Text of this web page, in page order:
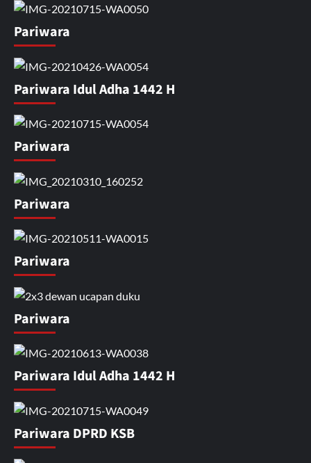
Pariwara
Pariwara Idul Adha 1442 H
Pariwara
Pariwara
Pariwara
Pariwara
Pariwara Idul Adha 1442 H
Pariwara DPRD KSB